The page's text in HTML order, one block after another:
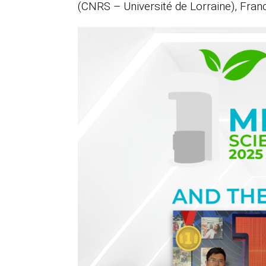
(CNRS – Université de Lorraine),